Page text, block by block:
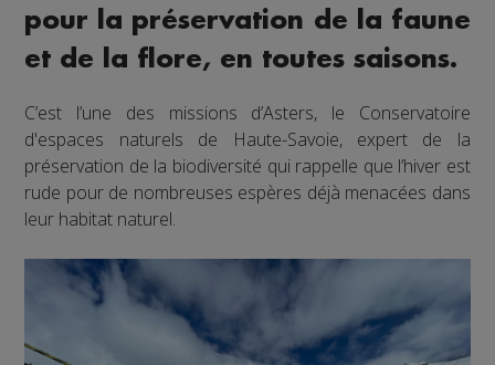
pour la préservation de la faune
et de la flore, en toutes saisons.
C’est l’une des missions d’Asters, le Conservatoire
d'espaces naturels de Haute-Savoie, expert de la
préservation de la biodiversité qui rappelle que l’hiver est
rude pour de nombreuses espères déjà menacées dans
leur habitat naturel.